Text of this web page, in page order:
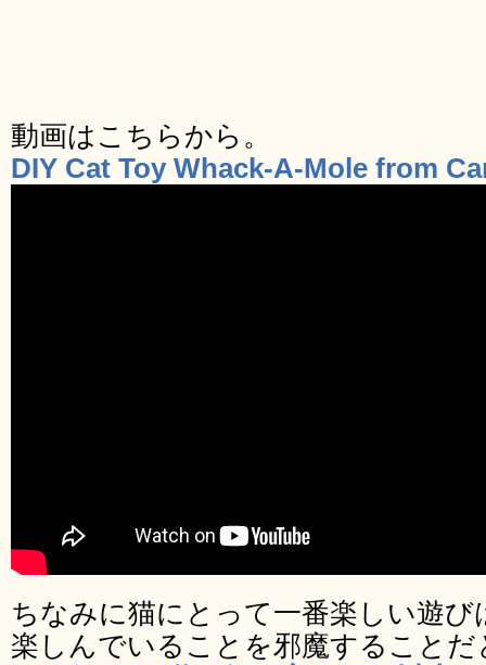
動画はこちらから。
DIY Cat Toy Whack-A-Mole from
ちなみに猫にとって一番楽しい遊
楽しんでいることを邪魔すること